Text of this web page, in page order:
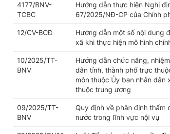
4177/BNV-
TCBC
Hướng dẫn thực hiện Nghị
67/2025/NĐ-CP của Chính
12/CV-BCĐ
Hướng dẫn một số nội dung
xã khi thực hiện mô hình
10/2025/TT-
BNV
Hướng dẫn chức năng,
dân tỉnh, thành phố trực
môn thuộc Ủy ban nhân
thuộc trung ương
09/2025/TT-
BNV
Quy định về phân định thẩm
nước trong lĩnh vực nội vụ